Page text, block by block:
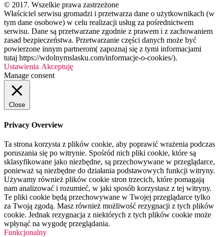
© 2017. Wszelkie prawa zastrzeżone
Właściciel serwisu gromadzi i przetwarza dane o użytkownikach (w
tym dane osobowe) w celu realizacji usług za pośrednictwem
serwisu. Dane są przetwarzane zgodnie z prawem i z zachowaniem
zasad bezpieczeństwa. Przetwarzanie części danych może być
powierzone innym partnerom( zapoznaj się z tymi informacjami
tutaj https://wdolnymslasku.com/informacje-o-cookies/).
Ustawienia Akceptuję
Manage consent
Close
Privacy Overview
Ta strona korzysta z plików cookie, aby poprawić wrażenia podczas
poruszania się po witrynie. Spośród nich pliki cookie, które są
sklasyfikowane jako niezbędne, są przechowywane w przeglądarce,
ponieważ są niezbędne do działania podstawowych funkcji witryny.
Używamy również plików cookie stron trzecich, które pomagają
nam analizować i rozumieć, w jaki sposób korzystasz z tej witryny.
Te pliki cookie będą przechowywane w Twojej przeglądarce tylko
za Twoją zgodą. Masz również możliwość rezygnacji z tych plików
cookie. Jednak rezygnacja z niektórych z tych plików cookie może
wpłynąć na wygodę przeglądania.
Funkcjonalny